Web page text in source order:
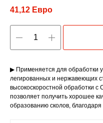
41,12 Евро
▶ Применяется для обработки
легированных и нержавеющих
высокоскоростной обработки
позволяет получить хорошее
образованию сколов,